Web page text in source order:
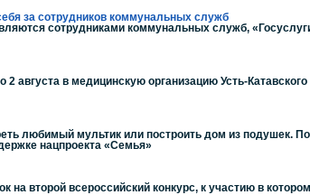
за сотрудников коммунальных служб
сотрудниками коммунальных служб,
в медицинскую организацию Усть-Катавского
любимый мультик или построить дом из подушек.
нацпроекта «Семья»
второй всероссийский конкурс, к участию в